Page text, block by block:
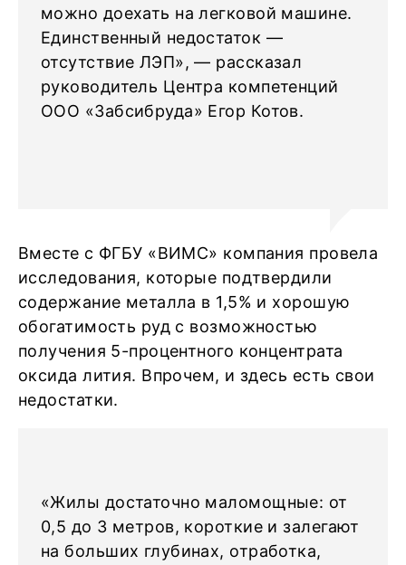
можно доехать на легковой машине.
Единственный недостаток —
отсутствие ЛЭП», — рассказал
руководитель Центра компетенций
ООО «Забсибруда» Егор Котов.
Вместе с ФГБУ «ВИМС» компания провела
исследования, которые подтвердили
содержание металла в 1,5% и хорошую
обогатимость руд с возможностью
получения 5-процентного концентрата
оксида лития. Впрочем, и здесь есть свои
недостатки.
«Жилы достаточно маломощные: от
0,5 до 3 метров, короткие и залегают
на больших глубинах, отработка,